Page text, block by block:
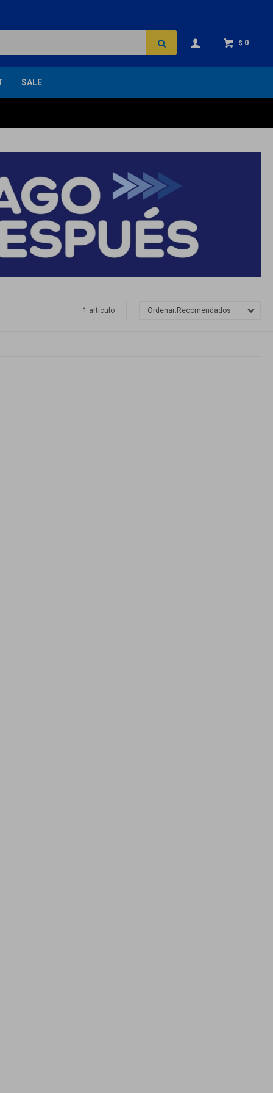
SALE
$ 0
1 artículo Recomendados